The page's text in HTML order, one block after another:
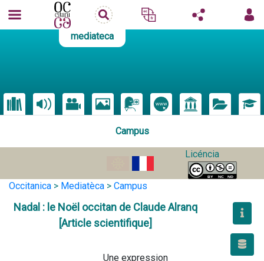
mediateca
Campus
Licéncia
Occitanica > Mediatèca > Campus
Nadal : le Noël occitan de Claude Alranq
[Article scientifique]